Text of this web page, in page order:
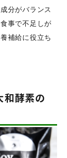
分がバランス
事で不足しが
補給に役立ち
和酵素の